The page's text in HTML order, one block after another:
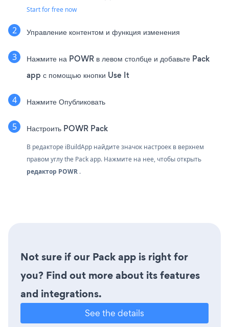
Start for free now
Управление контентом и функция изменения
Нажмите на POWR в левом столбце и добавьте Pack
app с помощью кнопки Use It
Нажмите Опубликовать
Настроить POWR Pack
В редакторе iBuildApp найдите значок настроек в верхнем
правом углу the Pack app. Нажмите на нее, чтобы открыть
редактор POWR .
Not sure if our Pack app is right for
you? Find out more about its features
and integrations.
See the details